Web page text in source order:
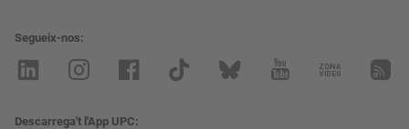
Segueix-nos
Descarrega't l'App UPC